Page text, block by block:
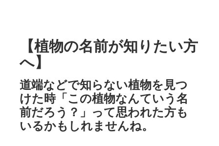
【植物の名前が知りたい方
へ】
道端などで知らない植物を見つ
けた時「この植物なんていう名
前だろう？」って思われた方も
いるかもしれませんね。